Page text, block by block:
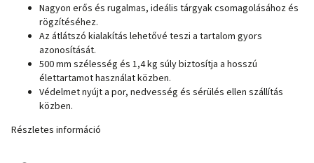
Nagyon erős és rugalmas, ideális tárgyak csomagolásához és
rögzítéséhez.
Az átlátszó kialakítás lehetővé teszi a tartalom gyors
azonosítását.
500 mm szélesség és 1,4 kg súly biztosítja a hosszú
élettartamot használat közben.
Védelmet nyújt a por, nedvesség és sérülés ellen szállítás
közben.
Részletes információ